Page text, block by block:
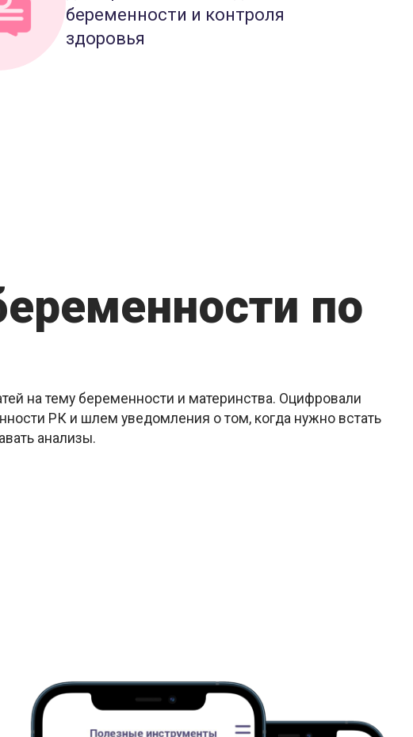
беременности и контроля
здоровья
по
на тему беременности и материнства. Оцифровали
РК и шлем уведомления о том, когда нужно встать
анализы.